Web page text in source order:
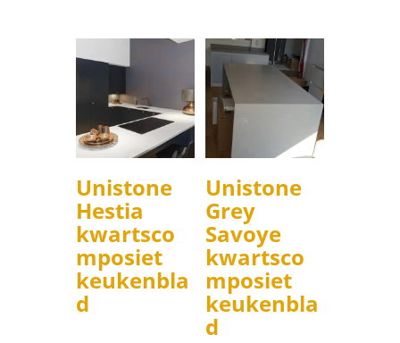
Unistone
Hestia
kwartsco
mposiet
keukenbla
d
Unistone
Grey
Savoye
kwartsco
mposiet
keukenbla
d